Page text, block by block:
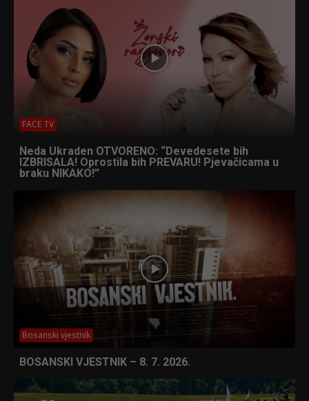
FACE TV
Neda Ukraden OTVORENO: “Devedesete bih
IZBRISALA! Oprostila bih PREVARU! Pjevačicama u
braku NIKAKO!”
Bosanski vjestnik
BOSANSKI VJESTNIK – 8. 7. 2026.